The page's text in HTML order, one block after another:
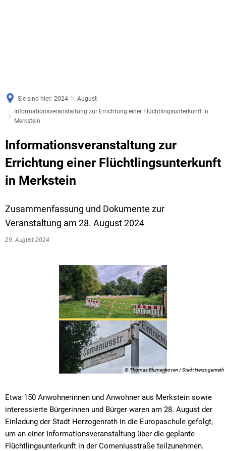
Sie sind hier: 2024
August
Informationsveranstaltung zur Errichtung einer Flüchtlingsunterkunft in
Merkstein
Informationsveranstaltung zur
Errichtung einer Flüchtlingsunterkunft
in Merkstein
Zusammenfassung und Dokumente zur
Veranstaltung am 28. August 2024
29. August 2024
© Thomas Blumenhoven / Stadt Herzogenrath
Etwa 150 Anwohnerinnen und Anwohner aus Merkstein sowie
interessierte Bürgerinnen und Bürger waren am 28. August der
Einladung der Stadt Herzogenrath in die Europaschule gefolgt,
um an einer Informationsveranstaltung über die geplante
Flüchtlingsunterkunft in der Comeniusstraße teilzunehmen.